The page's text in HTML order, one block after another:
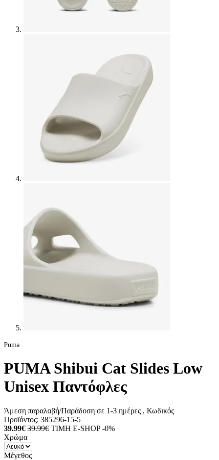
Puma
PUMA Shibui Cat Slides Low
Unisex Παντόφλες
Άμεση παραλαβή/Παράδοση σε 1-3 ημέρες , Κωδικός
Προϊόντος: 385296-15-5
39.99€ 39.99€ ΤΙΜΗ E-SHOP -0%
Χρώμα
Μέγεθος